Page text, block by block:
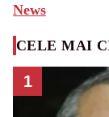
News
CELE MAI
1